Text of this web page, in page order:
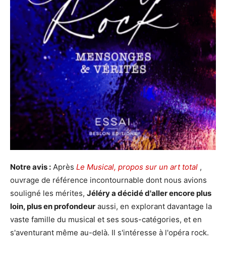
Notre avis : Après Le Musical, propos sur un art total ,
ouvrage de référence incontournable dont nous avions
souligné les mérites, Jéléry a décidé d'aller encore plus
loin, plus en profondeur aussi, en explorant davantage la
vaste famille du musical et ses sous-catégories, et en
s'aventurant même au-delà. Il s'intéresse à l'opéra rock.